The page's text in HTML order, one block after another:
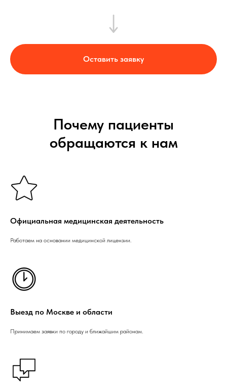
Оставить заявку
Почему пациенты
обращаются к нам
Официальная медицинская деятельность
Работаем на основании медицинской лицензии.
Выезд по Москве и области
Принимаем заявки по городу и ближайшим районам.